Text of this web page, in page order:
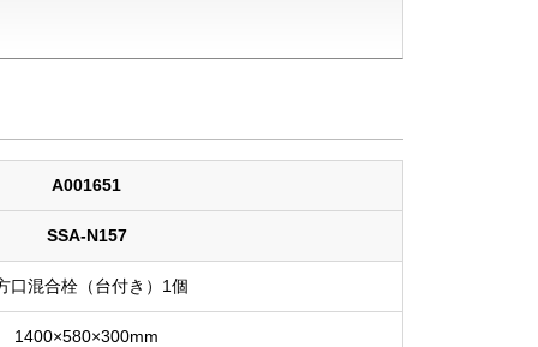
A001651
SSA-N157
口混合栓（台付き）1個
1400×580×300mm